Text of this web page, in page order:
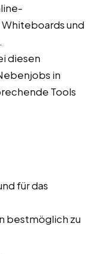
und
diesen
in
Tools
für das
bestmöglich zu